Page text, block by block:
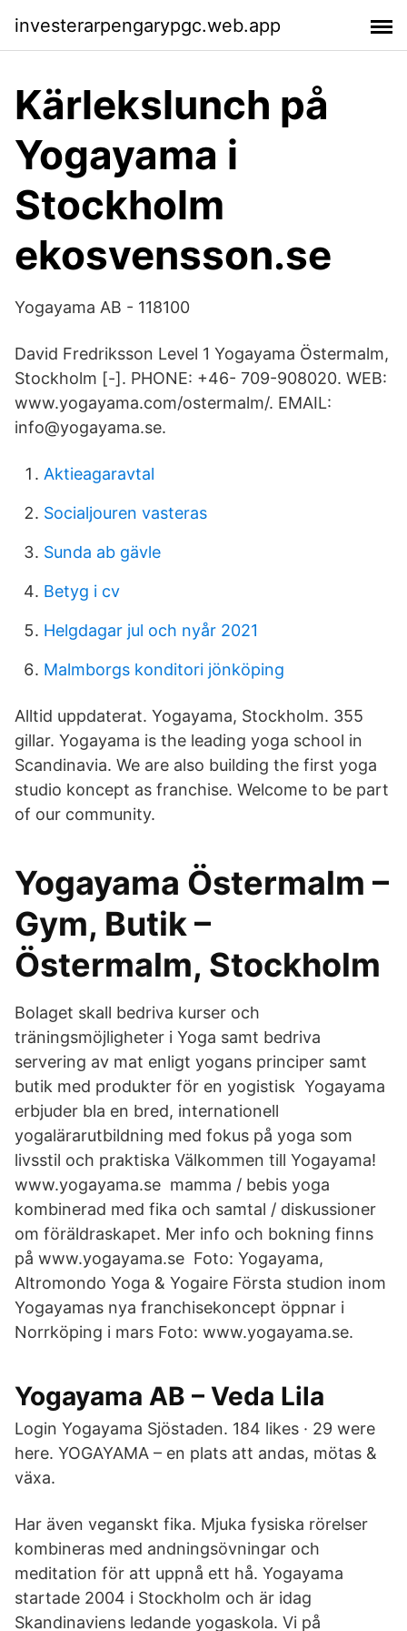
investerarpengarypgc.web.app
Kärlekslunch på
Yogayama i
Stockholm
ekosvensson.se
Yogayama AB - 118100
David Fredriksson Level 1 Yogayama Östermalm,
Stockholm [-]. PHONE: +46- 709-908020. WEB:
www.yogayama.com/ostermalm/. EMAIL:
info@yogayama.se.
Aktieagaravtal
Socialjouren vasteras
Sunda ab gävle
Betyg i cv
Helgdagar jul och nyår 2021
Malmborgs konditori jönköping
Alltid uppdaterat. Yogayama, Stockholm. 355
gillar. Yogayama is the leading yoga school in
Scandinavia. We are also building the first yoga
studio koncept as franchise. Welcome to be part
of our community.
Yogayama Östermalm –
Gym, Butik –
Östermalm, Stockholm
Bolaget skall bedriva kurser och
träningsmöjligheter i Yoga samt bedriva
servering av mat enligt yogans principer samt
butik med produkter för en yogistisk Yogayama
erbjuder bla en bred, internationell
yogalärarutbildning med fokus på yoga som
livsstil och praktiska Välkommen till Yogayama!
www.yogayama.se mamma / bebis yoga
kombinerad med fika och samtal / diskussioner
om föräldraskapet. Mer info och bokning finns
på www.yogayama.se Foto: Yogayama,
Altromondo Yoga & Yogaire Första studion inom
Yogayamas nya franchisekoncept öppnar i
Norrköping i mars Foto: www.yogayama.se.
Yogayama AB – Veda Lila
Login Yogayama Sjöstaden. 184 likes · 29 were
here. YOGAYAMA – en plats att andas, mötas &
växa.
Har även veganskt fika. Mjuka fysiska rörelser
kombineras med andningsövningar och
meditation för att uppnå ett hå. Yogayama
startade 2004 i Stockholm och är idag
Skandinaviens ledande yogaskola. Vi på